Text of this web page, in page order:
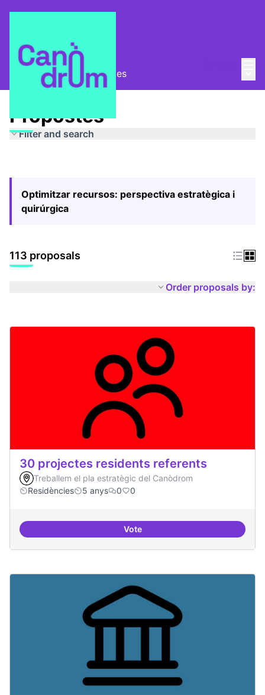
Pla Estratègic Propostes
Propostes
Filter and search
Optimitzar recursos: perspectiva estratègica i
quirúrgica
113 proposals
Order proposals by:
30 projectes residents referents
Treballem el pla estratègic del Canòdrom
Residències
5 anys 0 0
Vote30 projectes residents referents